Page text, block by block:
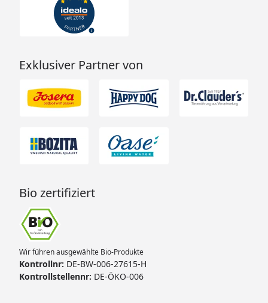
Exklusiver Partner von
Bio zertifiziert
Wir führen ausgewählte Bio-Produkte
Kontrollnr: DE-BW-006-27615-H
Kontrollstellennr: DE-ÖKO-006